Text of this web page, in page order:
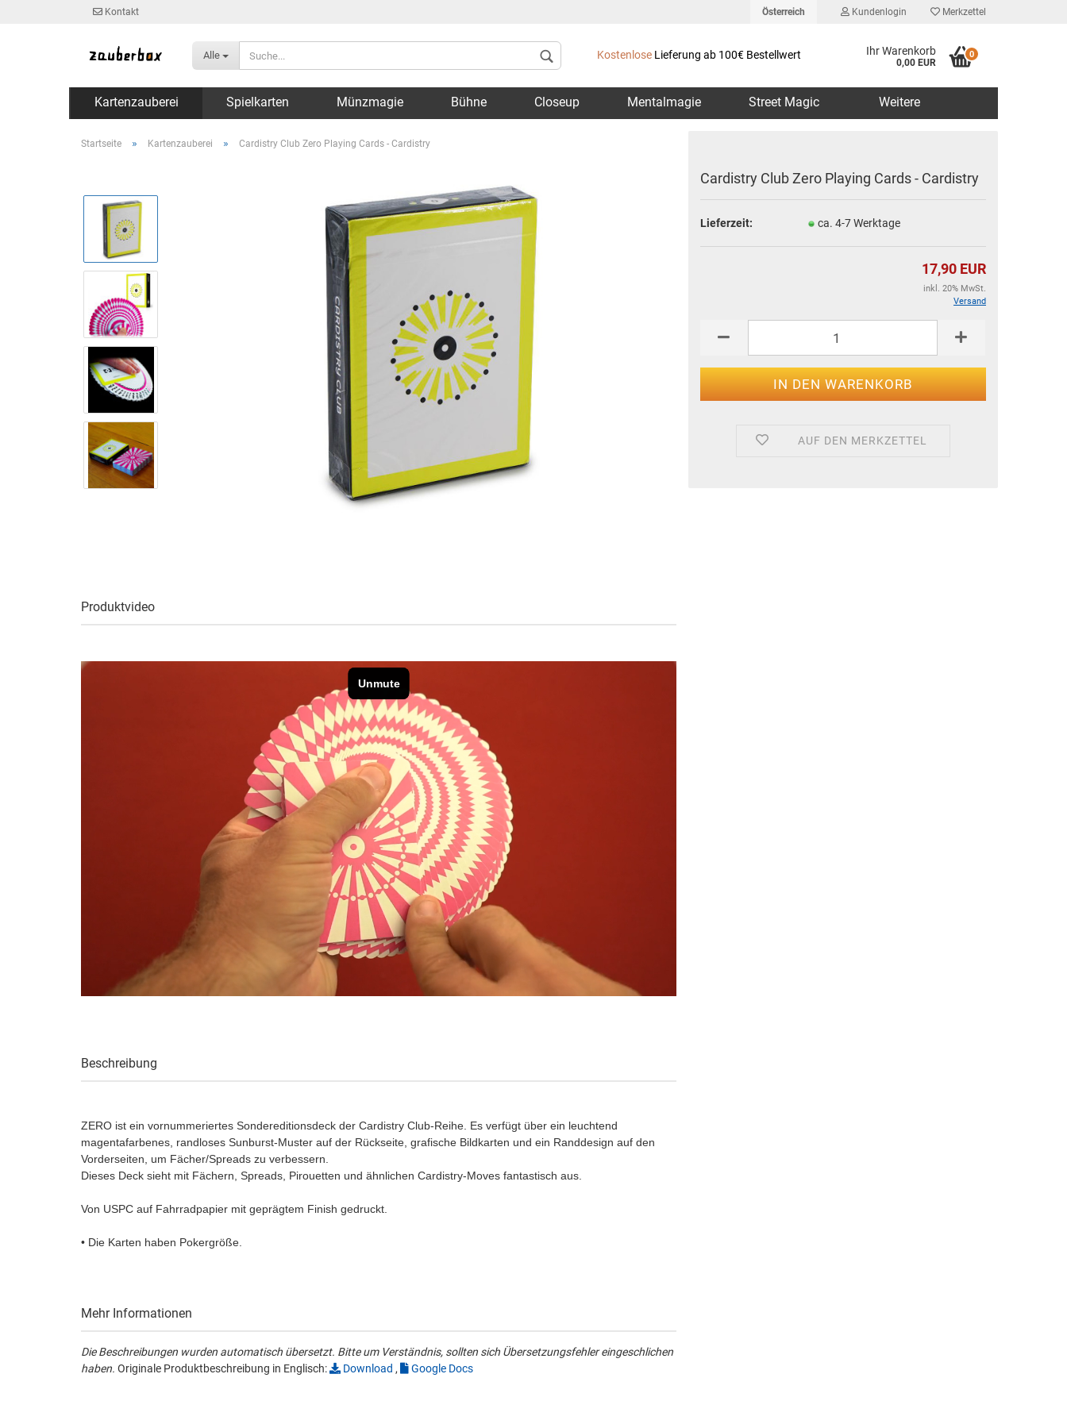
Kontakt Österreich
Lieferland
Kundenlogin
Konto erstellen
Merkzettel
Alle Kostenlose Lieferung ab 100€ Bestellwert Ihr Warenkorb
0,00 EUR
0
Kartenzauberei Spielkarten Münzmagie Bühne Closeup Mentalmagie Street Magic Weitere
Startseite » Kartenzauberei » Cardistry Club Zero Playing Cards - Cardistry
Cardistry Club Zero Playing Cards - Cardistry
Lieferzeit: ca. 4-7 Werktage
17,90 EUR
inkl. 20% MwSt.
Versand
AUF DEN MERKZETTEL
Produktvideo
Beschreibung
ZERO ist ein vornummeriertes Sondereditionsdeck der Cardistry Club-Reihe. Es verfügt über ein leuchtend
magentafarbenes, randloses Sunburst-Muster auf der Rückseite, grafische Bildkarten und ein Randdesign auf den
Vorderseiten, um Fächer/Spreads zu verbessern.
Dieses Deck sieht mit Fächern, Spreads, Pirouetten und ähnlichen Cardistry-Moves fantastisch aus.
Von USPC auf Fahrradpapier mit geprägtem Finish gedruckt.
• Die Karten haben Pokergröße.
Mehr Informationen
Die Beschreibungen wurden automatisch übersetzt. Bitte um Verständnis, sollten sich Übersetzungsfehler eingeschlichen
haben. Originale Produktbeschreibung in Englisch: Download , Google Docs